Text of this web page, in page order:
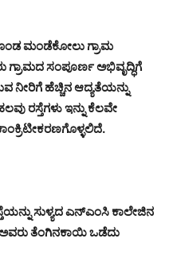
ಮಂಡೆಕೋಲು ಗ್ರಾಮ
ಸಂಪೂರ್ಣ ಅಭಿವೃದ್ಧಿಗೆ
ನೀರಿಗೆ ಹೆಚ್ಚಿನ ಆದ್ಯತೆಯನ್ನು
ರಸ್ತೆಗಳು ಇನ್ನು ಕೆಲವೇ
ಸುಳ್ಯದ ಎನ್‌ಎಂಸಿ ಕಾಲೇಜಿನ
ಅವರು ತೆಂಗಿನಕಾಯಿ ಒಡೆದು